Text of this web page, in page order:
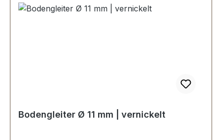
Bodengleiter Ø 11 mm | vernickelt